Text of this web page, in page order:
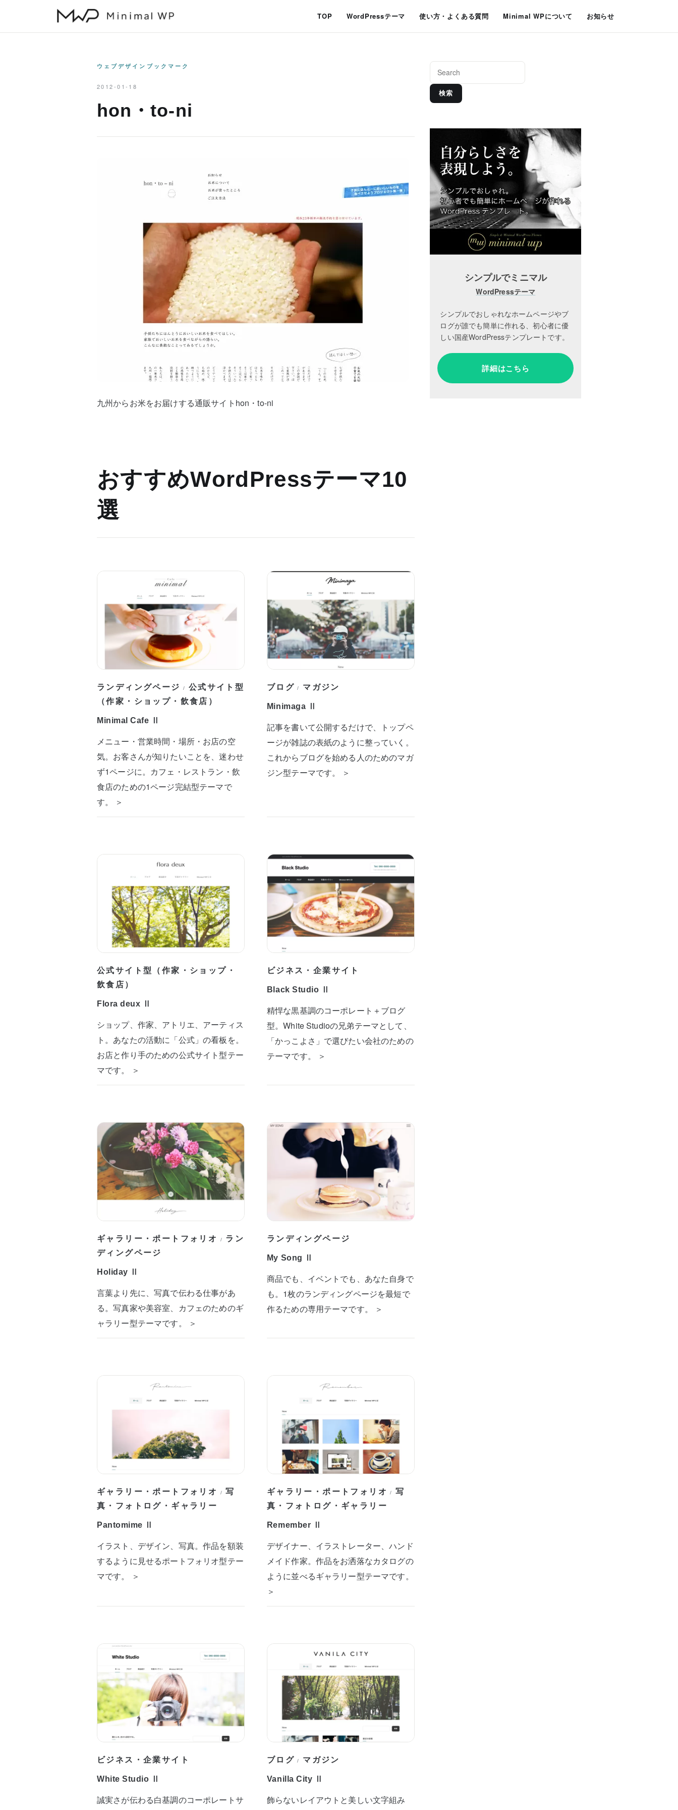
TOP WordPressテーマ 使い方・よくある質問 Minimal WPについて お知らせ
ウェブデザインブックマーク
2012-01-18
hon・to-ni
九州からお米をお届けする通販サイトhon・to-ni
おすすめWordPressテーマ10
選
ランディングページ / 公式サイト型
（作家・ショップ・飲食店）
Minimal Cafe Ⅱ
メニュー・営業時間・場所・お店の空
気。お客さんが知りたいことを、迷わせ
ず1ページに。カフェ・レストラン・飲
食店のための1ページ完結型テーマで
す。 ＞
ブログ / マガジン
Minimaga Ⅱ
記事を書いて公開するだけで、トップペ
ージが雑誌の表紙のように整っていく。
これからブログを始める人のためのマガ
ジン型テーマです。 ＞
公式サイト型（作家・ショップ・
飲食店）
Flora deux Ⅱ
ショップ、作家、アトリエ、アーティス
ト。あなたの活動に「公式」の看板を。
お店と作り手のための公式サイト型テー
マです。 ＞
ビジネス・企業サイト
Black Studio Ⅱ
精悍な黒基調のコーポレート＋ブログ
型。White Studioの兄弟テーマとして、
「かっこよさ」で選びたい会社のための
テーマです。 ＞
ギャラリー・ポートフォリオ / ラン
ディングページ
Holiday Ⅱ
言葉より先に、写真で伝わる仕事があ
る。写真家や美容室、カフェのためのギ
ャラリー型テーマです。 ＞
ランディングページ
My Song Ⅱ
商品でも、イベントでも、あなた自身で
も。1枚のランディングページを最短で
作るための専用テーマです。 ＞
ギャラリー・ポートフォリオ /写
真・フォトログ・ギャラリー
Pantomime Ⅱ
イラスト、デザイン、写真。作品を額装
するように見せるポートフォリオ型テー
マです。 ＞
ギャラリー・ポートフォリオ /写
真・フォトログ・ギャラリー
Remember Ⅱ
デザイナー、イラストレーター、ハンド
メイド作家。作品をお洒落なカタログの
ように並べるギャラリー型テーマです。
＞
ビジネス・企業サイト
White Studio Ⅱ
誠実さが伝わる白基調のコーポレートサ
ブログ / マガジン
Vanilla City Ⅱ
飾らないレイアウトと美しい文字組み
検索
シンプルでミニマル
WordPressテーマ
シンプルでおしゃれなホームページやブ
ログが誰でも簡単に作れる、初心者に優
しい国産WordPressテンプレートです。
詳細はこちら